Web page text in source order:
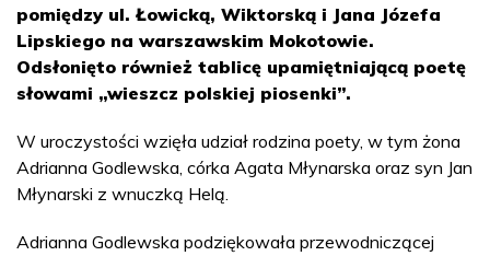
pomiędzy ul. Łowicką, Wiktorską i Jana Józefa
Lipskiego na warszawskim Mokotowie.
Odsłonięto również tablicę upamiętniającą poetę
słowami „wieszcz polskiej piosenki”.
W uroczystości wzięła udział rodzina poety, w tym żona
Adrianna Godlewska, córka Agata Młynarska oraz syn Jan
Młynarski z wnuczką Helą.
Adrianna Godlewska podziękowała przewodniczącej